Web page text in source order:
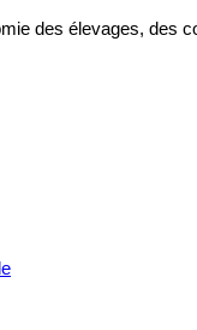
des élevages, des